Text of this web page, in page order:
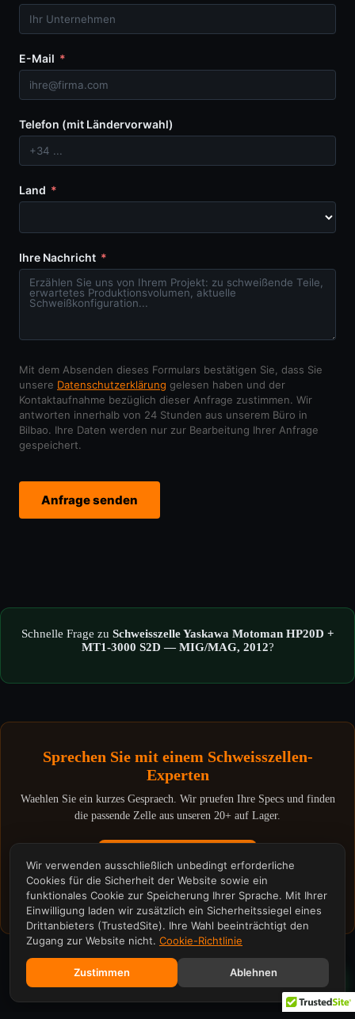
E-Mail
Telefon (mit Ländervorwahl)
Land
Ihre Nachricht
Mit dem Absenden dieses Formulars bestätigen Sie, dass Sie
unsere Datenschutzerklärung gelesen haben und der
Kontaktaufnahme bezüglich dieser Anfrage zustimmen. Wir
antworten innerhalb von 24 Stunden aus unserem Büro in
Bilbao. Ihre Daten werden nur zur Bearbeitung Ihrer Anfrage
gespeichert.
Anfrage senden
Schnelle Frage zu Schweisszelle Yaskawa Motoman HP20D +
MT1-3000 S2D — MIG/MAG, 2012?
Sprechen Sie mit einem Schweisszellen-
Experten
Waehlen Sie ein kurzes Gespraech. Wir pruefen Ihre Specs und finden
die passende Zelle aus unseren 20+ auf Lager.
Technische Analyse · 30 min
Wir verwenden ausschließlich unbedingt erforderliche
Cookies für die Sicherheit der Website sowie ein
funktionales Cookie zur Speicherung Ihrer Sprache. Mit Ihrer
Einwilligung laden wir zusätzlich ein Sicherheitssiegel eines
Drittanbieters (TrustedSite). Ihre Wahl beeinträchtigt den
Zugang zur Website nicht. Cookie-Richtlinie
Zustimmen Ablehnen